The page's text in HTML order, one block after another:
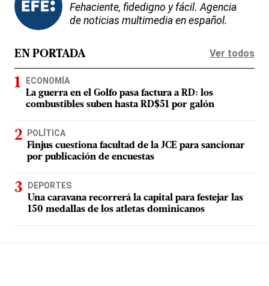
Fehaciente, fidedigno y fácil. Agencia
de noticias multimedia en español.
EN PORTADA Ver todos
ECONOMÍA
La guerra en el Golfo pasa factura a RD: los
combustibles suben hasta RD$51 por galón
POLÍTICA
Finjus cuestiona facultad de la JCE para sancionar
por publicación de encuestas
DEPORTES
Una caravana recorrerá la capital para festejar las
150 medallas de los atletas dominicanos